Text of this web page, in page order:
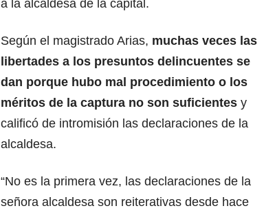
a la alcaldesa de la capital.
Según el magistrado Arias, muchas veces las
libertades a los presuntos delincuentes se
dan porque hubo mal procedimiento o los
méritos de la captura no son suficientes y
calificó de intromisión las declaraciones de la
alcaldesa.
“No es la primera vez, las declaraciones de la
señora alcaldesa son reiterativas desde hace